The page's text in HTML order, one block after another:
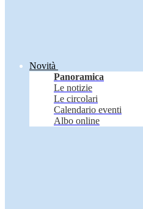
Novità
Panoramica
Le notizie
Le circolari
Calendario eventi
Albo online